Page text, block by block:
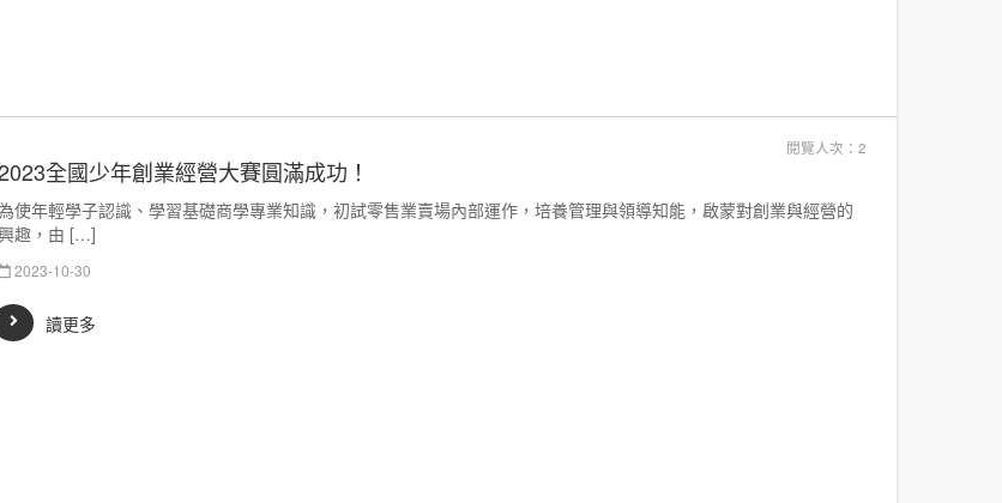
閱覽人次：2
全國少年創業經營大賽圓滿成功！
使年輕學子認識、學習基礎商學專業知識，初試零售業賣場內部運作，培養管理與領導知能，啟蒙對創業與經營的
趣，由 […]
2023-10-30
讀更多